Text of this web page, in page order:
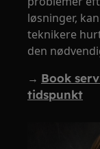
løsninger,
teknikere
den
→ Book
tidspunkt